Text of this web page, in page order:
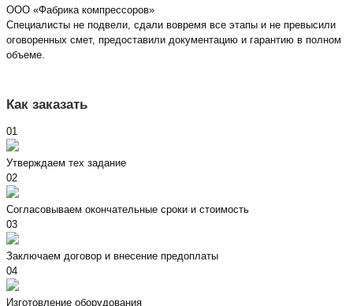
ООО «Фабрика компрессоров»
Специалисты не подвели, сдали вовремя все этапы и не превысили
оговоренных смет, предоставили документацию и гарантию в полном
объеме.
Как заказать
01
Утверждаем тех задание
02
Согласовываем окончательные сроки и стоимость
03
Заключаем договор и внесение предоплаты
04
Изготовление оборудования